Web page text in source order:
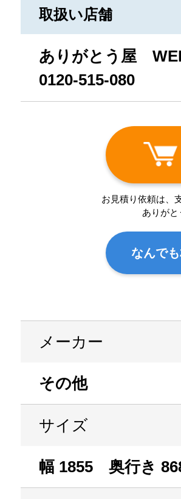
取扱い店舗
ありがとう屋
0120-515-080
お見積り依頼は、
ありがと
なんで
メーカー
その他
サイズ
幅 1855 奥行き